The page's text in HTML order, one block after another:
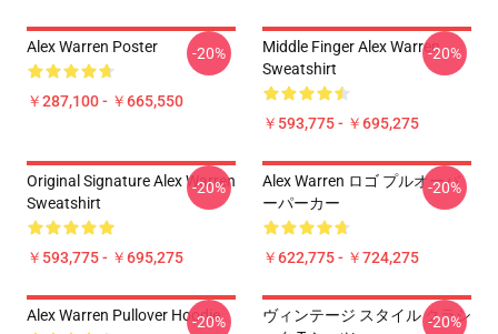
Alex Warren Poster
￥287,100 - ￥665,550
-20%
Middle Finger Alex Warren
Sweatshirt
￥593,775 - ￥695,275
-20%
Original Signature Alex Warren
Sweatshirt
￥593,775 - ￥695,275
-20%
Alex Warren ロゴ プルオーバ
ーパーカー
￥622,775 - ￥724,275
-20%
Alex Warren Pullover Hoodie
-20%
ヴィンテージ スタイル クラシ
-20%